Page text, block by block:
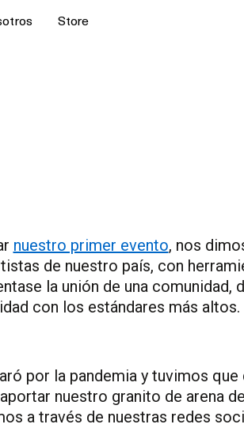
Store
nuestro primer evento, nos
de nuestro país, con
la unión de una comunidad,
con los estándares más altos.
por la pandemia y tuvimos que
nuestro granito de arena
a través de nuestras redes